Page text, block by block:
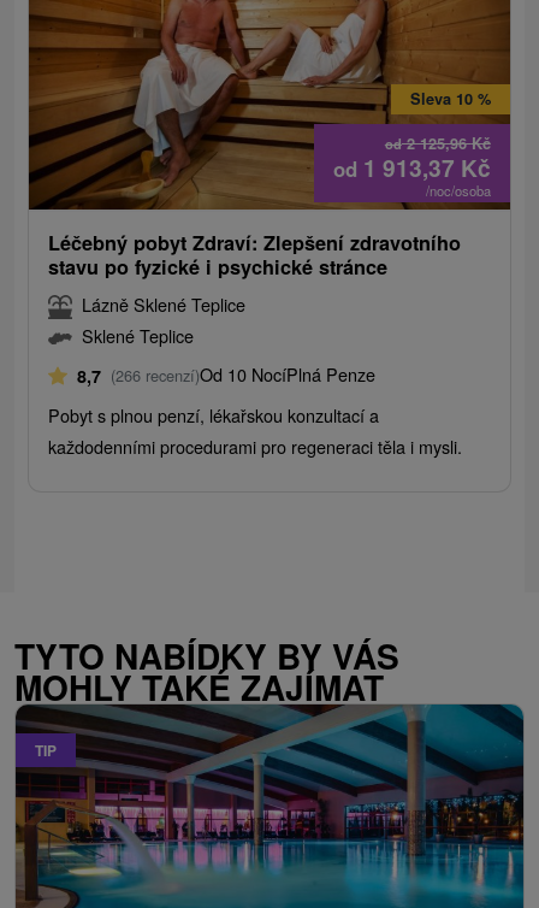
od2 125,96Kč
Sleva 10 %
od 1 913,37 Kč
/noc/osoba
Léčebný pobyt Zdraví: Zlepšení zdravotního
stavu po fyzické i psychické stránce
Lázně Sklené Teplice
Sklené Teplice
8,7 (266 recenzí)Od 10 NocíPlná Penze
Pobyt s plnou penzí, lékařskou konzultací a
každodenními procedurami pro regeneraci těla i mysli.
TYTO NABÍDKY BY VÁS
MOHLY TAKÉ ZAJÍMAT
TIP